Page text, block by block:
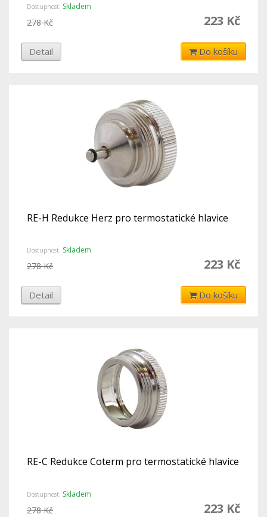
Dostupnost: Skladem
223 Kč
278 Kč
Detail Do košíku
RE-H Redukce Herz pro termostatické hlavice
Dostupnost: Skladem
223 Kč
278 Kč
Detail Do košíku
RE-C Redukce Coterm pro termostatické hlavice
Dostupnost: Skladem
223 Kč
278 Kč